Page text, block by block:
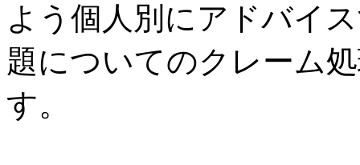
よう個人別にアドバイ
題についてのクレーム
す。